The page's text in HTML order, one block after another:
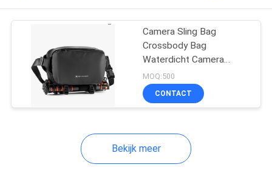
PRODUCTEN
ONGEVEER
ONS
KWALITEITSCONTROLE
EVA Hard Cases
EVA Storage Case
49
Camera Sling Bag
Crossbody Bag
Waterdicht Camera
Schouder Rugzak
DSLR/SLR/Mirrorless
Camera Case
MOQ:500
CONTACT
Bekijk meer